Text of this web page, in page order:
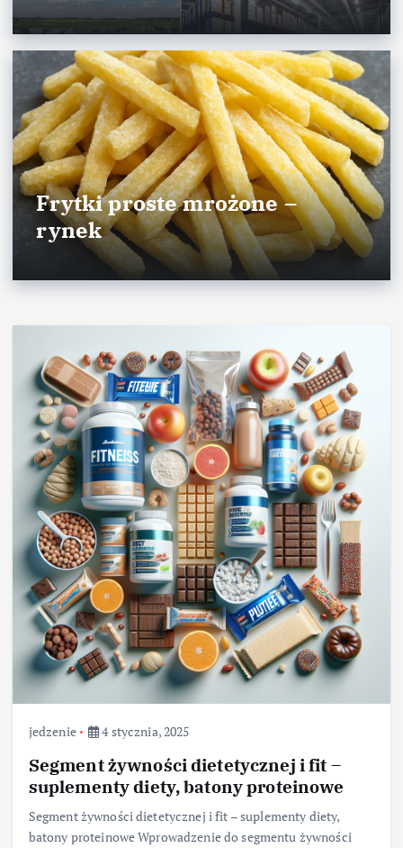
Frytki proste mrożone –
rynek
jedzenie 4 stycznia, 2025
Segment żywności dietetycznej i fit –
suplementy diety, batony proteinowe
Segment żywności dietetycznej i fit – suplementy diety,
batony proteinowe Wprowadzenie do segmentu żywności